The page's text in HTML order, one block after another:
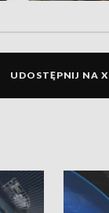
UDOSTĘPNIJ NA X